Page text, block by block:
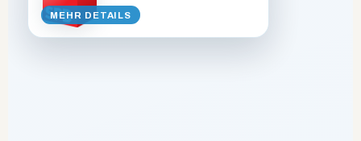
MEHR DETAILS